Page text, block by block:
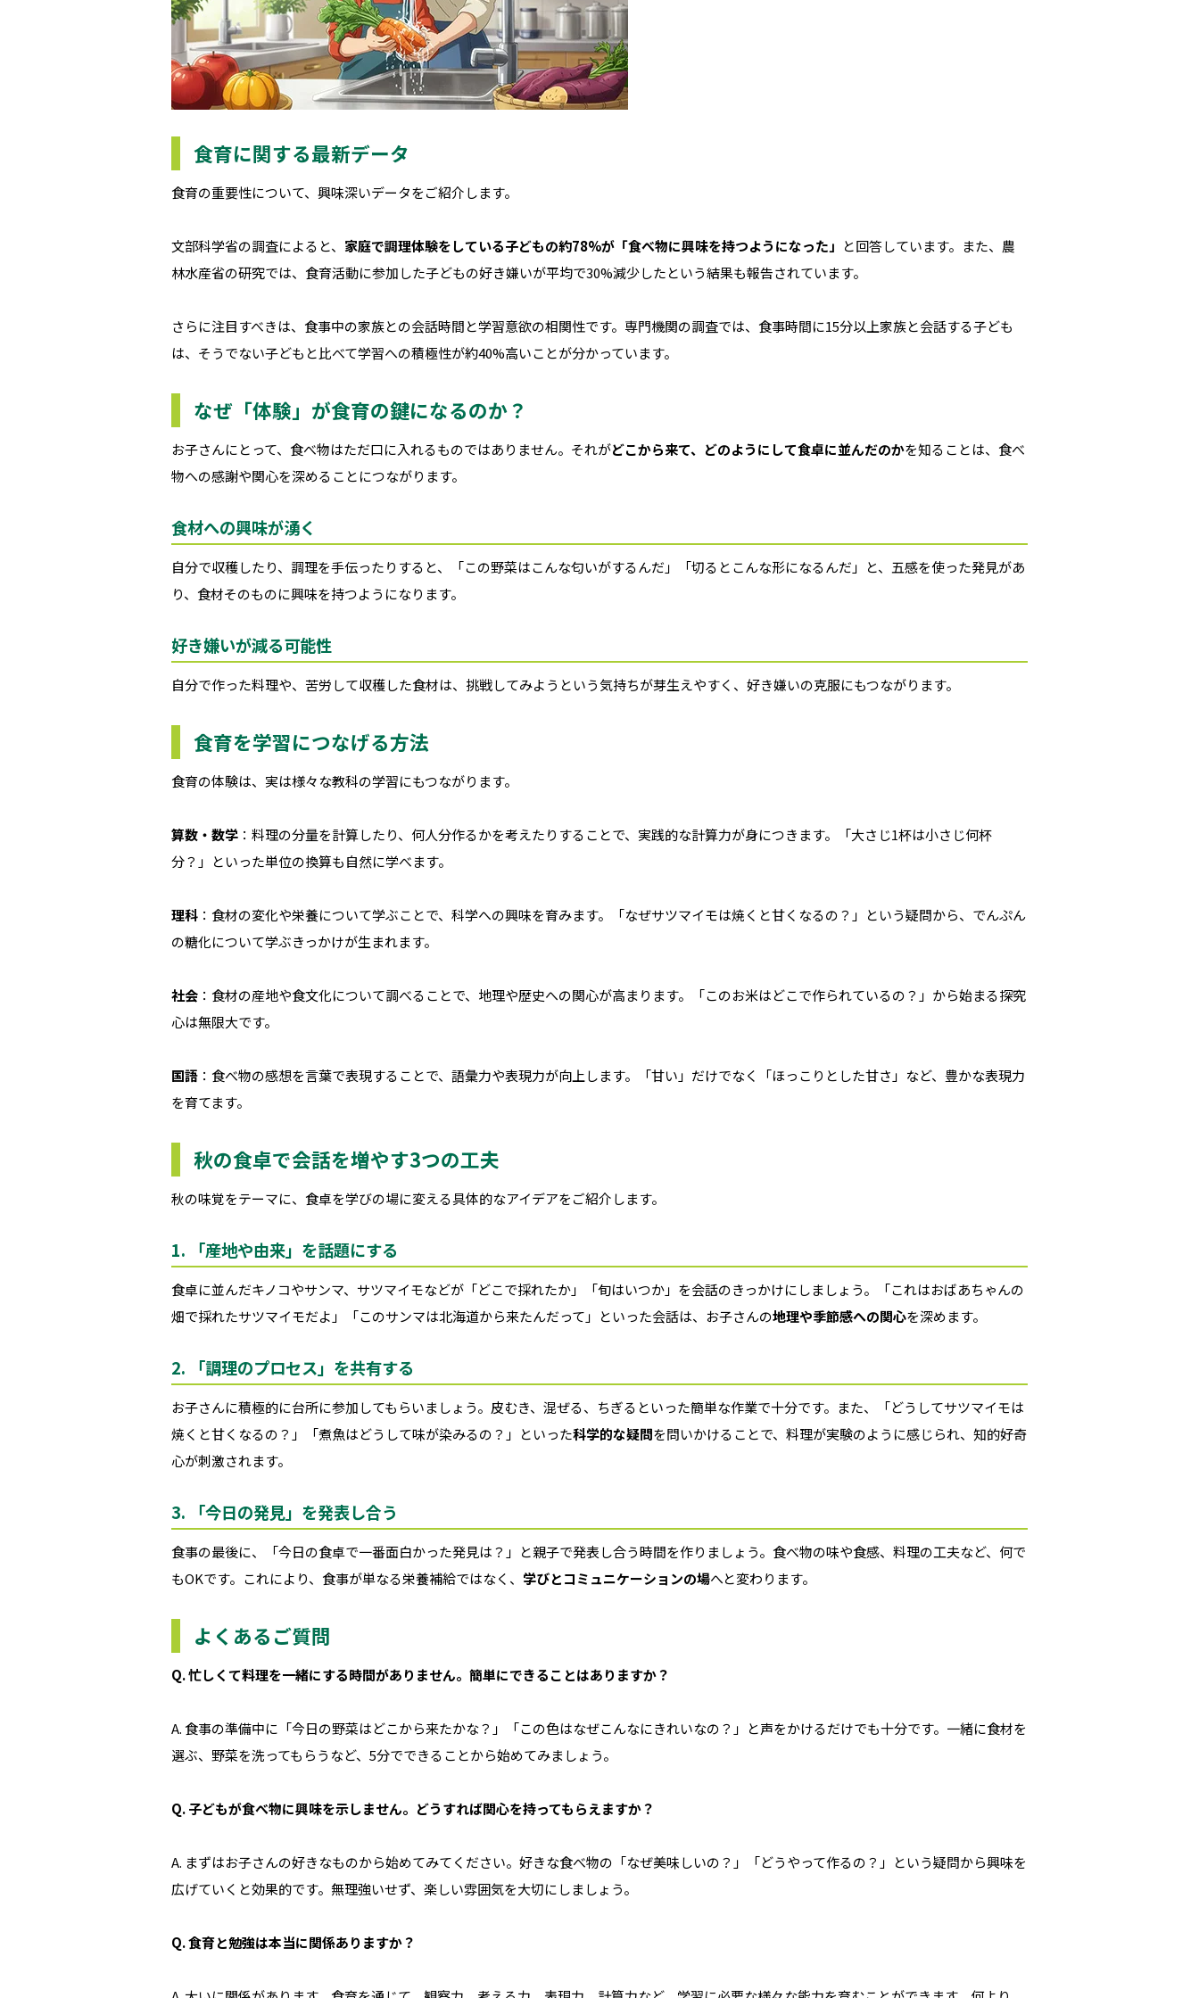
食育に関する最新データ
食育の重要性について、興味深いデータをご紹介します。
文部科学省の調査によると、 家庭で調理体験をしている子どもの約78%が「食べ物に興味を持つようになった」 と回答しています。また、農
林水産省の研究では、食育活動に参加した子どもの好き嫌いが平均で30%減少したという結果も報告されています。
さらに注目すべきは、食事中の家族との会話時間と学習意欲の相関性です。専門機関の調査では、食事時間に15分以上家族と会話する子ども
は、そうでない子どもと比べて学習への積極性が約40%高いことが分かっています。
なぜ「体験」が食育の鍵になるのか？
お子さんにとって、食べ物はただ口に入れるものではありません。それがどこから来て、どのようにして食卓に並んだのかを知ることは、食べ
物への感謝や関心を深めることにつながります。
食材への興味が湧く
自分で収穫したり、調理を手伝ったりすると、「この野菜はこんな匂いがするんだ」「切るとこんな形になるんだ」と、五感を使った発見があ
り、食材そのものに興味を持つようになります。
好き嫌いが減る可能性
自分で作った料理や、苦労して収穫した食材は、挑戦してみようという気持ちが芽生えやすく、好き嫌いの克服にもつながります。
食育を学習につなげる方法
食育の体験は、実は様々な教科の学習にもつながります。
算数・数学 ：料理の分量を計算したり、何人分作るかを考えたりすることで、実践的な計算力が身につきます。「大さじ1杯は小さじ何杯
分？」といった単位の換算も自然に学べます。
理科 ：食材の変化や栄養について学ぶことで、科学への興味を育みます。「なぜサツマイモは焼くと甘くなるの？」という疑問から、でんぷん
の糖化について学ぶきっかけが生まれます。
社会 ：食材の産地や食文化について調べることで、地理や歴史への関心が高まります。「このお米はどこで作られているの？」から始まる探究
心は無限大です。
国語 ：食べ物の感想を言葉で表現することで、語彙力や表現力が向上します。「甘い」だけでなく「ほっこりとした甘さ」など、豊かな表現力
を育てます。
秋の食卓で会話を増やす3つの工夫
秋の味覚をテーマに、食卓を学びの場に変える具体的なアイデアをご紹介します。
1. 「産地や由来」を話題にする
食卓に並んだキノコやサンマ、サツマイモなどが「どこで採れたか」「旬はいつか」を会話のきっかけにしましょう。「これはおばあちゃんの
畑で採れたサツマイモだよ」「このサンマは北海道から来たんだって」といった会話は、お子さんの地理や季節感への関心を深めます。
2. 「調理のプロセス」を共有する
お子さんに積極的に台所に参加してもらいましょう。皮むき、混ぜる、ちぎるといった簡単な作業で十分です。また、「どうしてサツマイモは
焼くと甘くなるの？」「煮魚はどうして味が染みるの？」といった科学的な疑問を問いかけることで、料理が実験のように感じられ、知的好奇
心が刺激されます。
3. 「今日の発見」を発表し合う
食事の最後に、「今日の食卓で一番面白かった発見は？」と親子で発表し合う時間を作りましょう。食べ物の味や食感、料理の工夫など、何で
もOKです。これにより、食事が単なる栄養補給ではなく、 学びとコミュニケーションの場へと変わります。
よくあるご質問
Q. 忙しくて料理を一緒にする時間がありません。簡単にできることはありますか？
A. 食事の準備中に「今日の野菜はどこから来たかな？」「この色はなぜこんなにきれいなの？」と声をかけるだけでも十分です。一緒に食材を
選ぶ、野菜を洗ってもらうなど、5分でできることから始めてみましょう。
Q. 子どもが食べ物に興味を示しません。どうすれば関心を持ってもらえますか？
A. まずはお子さんの好きなものから始めてみてください。好きな食べ物の「なぜ美味しいの？」「どうやって作るの？」という疑問から興味を
広げていくと効果的です。無理強いせず、楽しい雰囲気を大切にしましょう。
Q. 食育と勉強は本当に関係ありますか？